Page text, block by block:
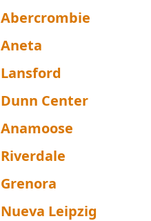
Abercrombie
Aneta
Lansford
Dunn Center
Anamoose
Riverdale
Grenora
Nueva Leipzig